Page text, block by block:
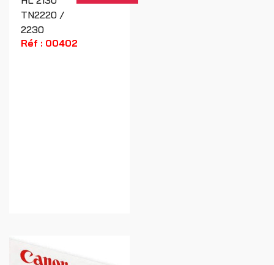
TN2220 /
2230
Réf : 00402